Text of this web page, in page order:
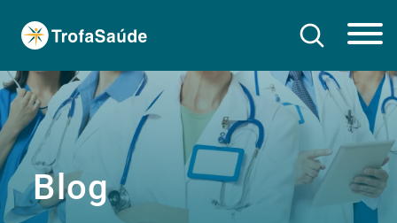
Blog